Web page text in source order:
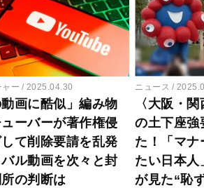
ー 2025.04.30
動画に酷似」編み物
ーバーが著作権侵
て削除要請を乱発
ル動画を次々と封
の判断は
ニュース
〈大阪・
の土下座強
た！「マナ
たい日本人
が見た“恥